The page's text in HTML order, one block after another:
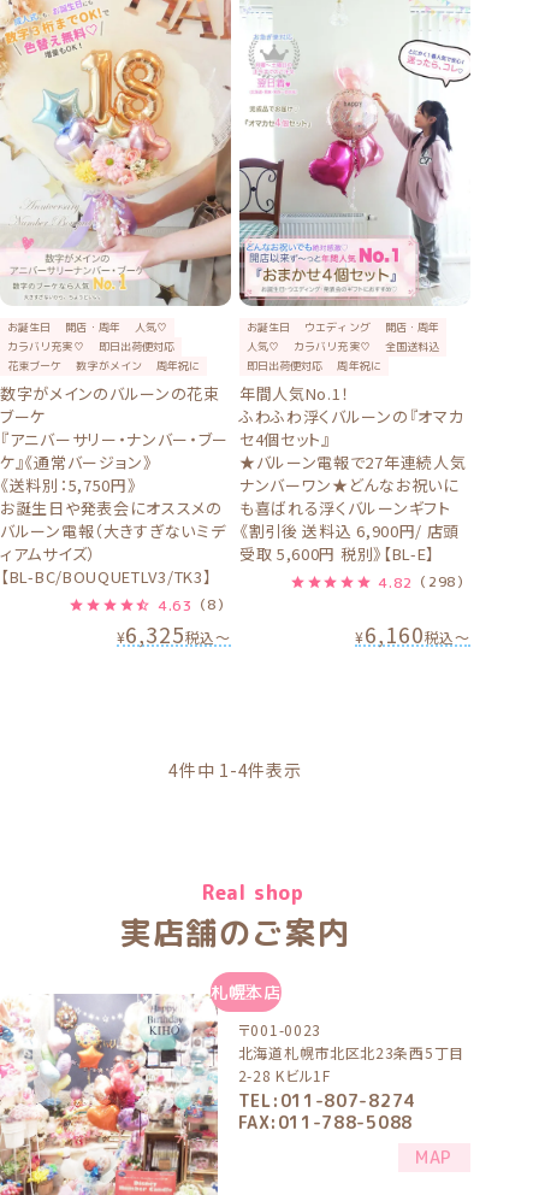
お誕生日 開店・周年
人気♡
カラバリ充実♡
即日出荷便対応
花束ブーケ
数字がメイン 周年祝に
数字がメインのバルーンの花束
ブーケ
『アニバーサリー・ナンバー・ブー
ケ』《通常バージョン》
《送料別：5,750円》
お誕生日や発表会にオススメの
バルーン電報（大きすぎないミデ
ィアムサイズ）
【BL-BC/BOUQUETLV3/TK3】
4.63 （8）
¥6,325税込〜
お誕生日 ウエディング
開店・周年
人気♡
カラバリ充実♡
全国送料込
即日出荷便対応
周年祝に
年間人気No.1！
ふわふわ浮くバルーンの『オマカ
セ4個セット』
★バルーン電報で27年連続人気
ナンバーワン★どんなお祝いに
も喜ばれる浮くバルーンギフト
《割引後 送料込 6,900円/ 店頭
受取 5,600円 税別》【BL-E】
4.82 （298）
¥6,160税込〜
4件中 1-4件表示
Real shop
実店舗のご案内
札幌本店
〒001-0023
北海道札幌市北区北23条西5丁目
2-28 Kビル1F
TEL:011-807-8274
FAX:011-788-5088
MAP